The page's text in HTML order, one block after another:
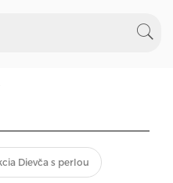
Dievča s perlou